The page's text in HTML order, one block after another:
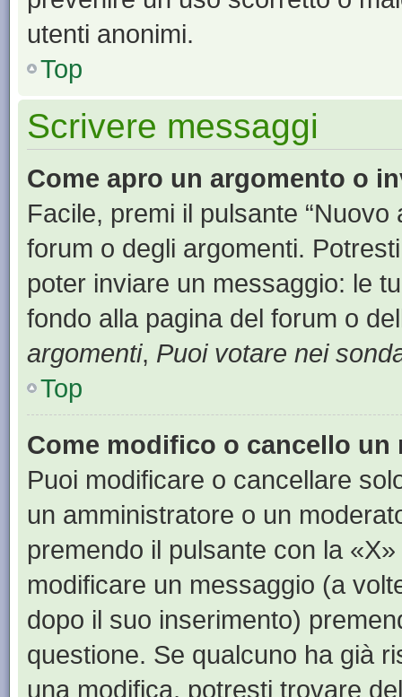
utenti anonimi.
Top
Scrivere messaggi
Come apro un argomento o
Facile, premi il pulsante
forum o degli argomenti.
poter inviare un messaggio: le
fondo alla pagina del forum o
argomenti, Puoi votare nei
Top
Come modifico o cancello un
Puoi modificare o cancellare
un amministratore o un
premendo il pulsante con la
modificare un messaggio (a
dopo il suo inserimento)
questione. Se qualcuno ha già
una modifica, potresti trovare